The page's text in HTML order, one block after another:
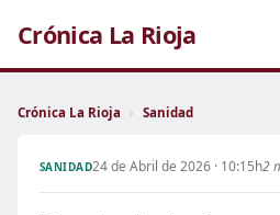
Crónica La Rioja
Crónica La Rioja › Sanidad
SANIDAD24 de Abril de 2026 · 10:15h2